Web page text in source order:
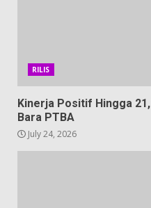
RILIS
Kinerja Positif Hingga
Bara PTBA
July 24, 2026